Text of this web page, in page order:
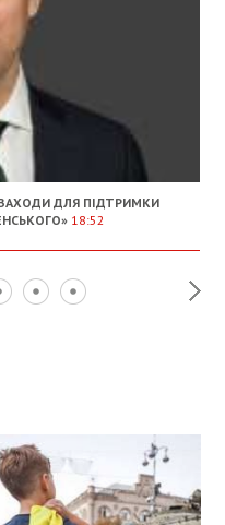
ДЛЯ ПІДТРИМКИ
18:52